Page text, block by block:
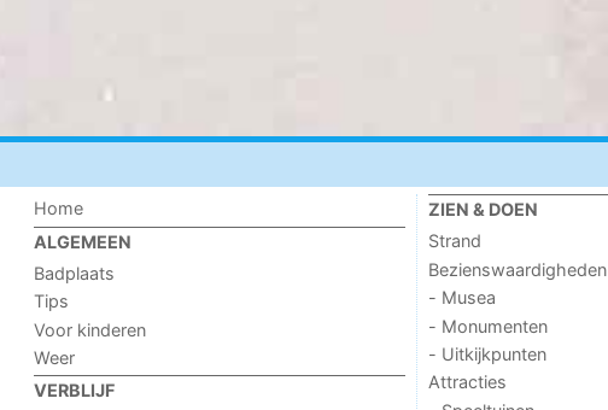
Home
ALGEMEEN
Badplaats
Tips
Voor kinderen
Weer
VERBLIJF
ZIEN & DOEN
Strand
Bezienswaardigheden
- Musea
- Monumenten
- Uitkijkpunten
Attracties